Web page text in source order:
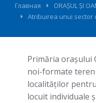
Вы здесь:
Главная ORAȘUL ȘI
Atribuirea unui sector
Primăria orașului
noi-formate
localităţilor
locuit individuale